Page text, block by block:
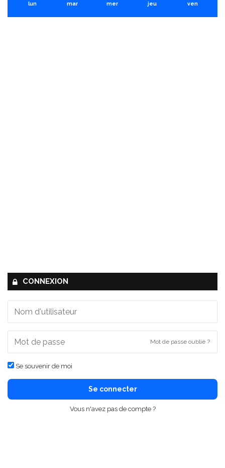
lun mar mer jeu ven
CONNEXION
Mot de passe oublié ?
Se souvenir de moi
Se connecter
Vous n'avez pas de compte ?